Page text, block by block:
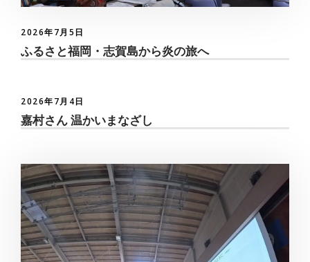
2026年7月5日
ふるさと福岡・志賀島から炎の旅へ
2026年7月4日
嘉村さん 温かいまなざし